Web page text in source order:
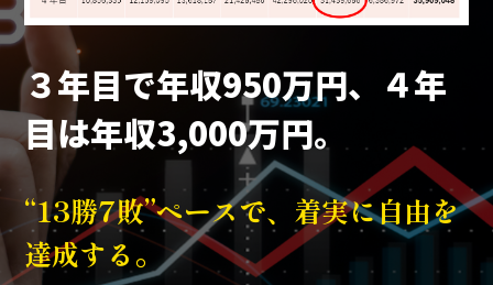
３年目で年収950万円、４年
目は年収3,000万円。
“13勝7敗”ペースで、着実に自由を
達成する。